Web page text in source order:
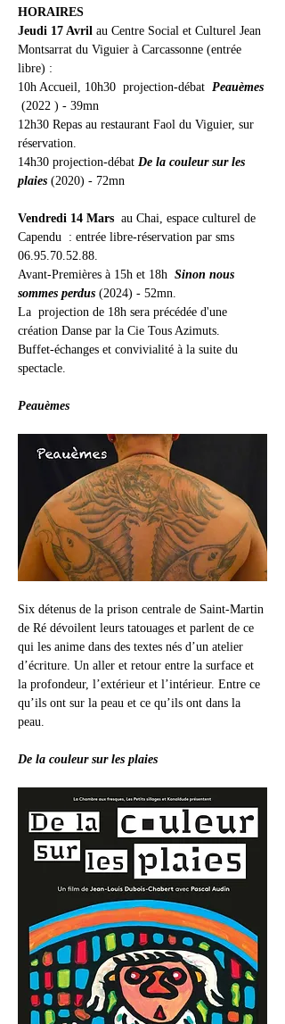
HORAIRES
Jeudi 17 Avril au Centre Social et Culturel Jean
Montsarrat du Viguier à Carcassonne (entrée
libre) :
10h Accueil, 10h30  projection-débat Peauèmes
(2022 ) - 39mn
12h30 Repas au restaurant Faol du Viguier, sur
réservation.
14h30 projection-débat De la couleur sur les
plaies (2020) - 72mn
Vendredi 14 Mars
  au Chai, espace culturel de
Capendu  : entrée libre-réservation par sms
06.95.70.52.88.
Avant-Premières à 15h et 18h Sinon nous
sommes perdus (2024) - 52mn.
La  projection de 18h sera précédée d'une
création Danse par la Cie Tous Azimuts.
Buffet-échanges et convivialité à la suite du
spectacle.
Peauèmes
Six détenus de la prison centrale de Saint-Martin
de Ré dévoilent leurs tatouages et parlent de ce
qui les anime dans des textes nés d’un atelier
d’écriture. Un aller et retour entre la surface et
la profondeur, l’extérieur et l’intérieur. Entre ce
qu’ils ont sur la peau et ce qu’ils ont dans la
peau.
De la couleur sur les plaies